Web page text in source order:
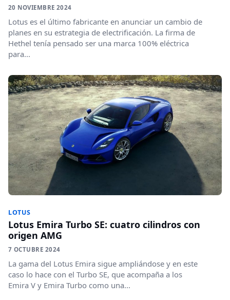
20 NOVIEMBRE 2024
Lotus es el último fabricante en anunciar un cambio de
planes en su estrategia de electrificación. La firma de
Hethel tenía pensado ser una marca 100% eléctrica
para...
LOTUS
Lotus Emira Turbo SE: cuatro cilindros con
origen AMG
7 OCTUBRE 2024
La gama del Lotus Emira sigue ampliándose y en este
caso lo hace con el Turbo SE, que acompaña a los
Emira V y Emira Turbo como una...